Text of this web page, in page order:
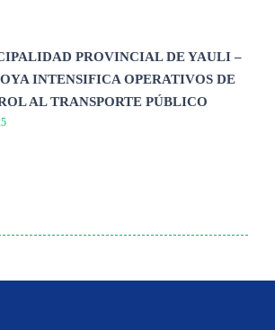
PROVINCIAL DE YAULI –
INTENSIFICA OPERATIVOS DE
AL TRANSPORTE PÚBLICO